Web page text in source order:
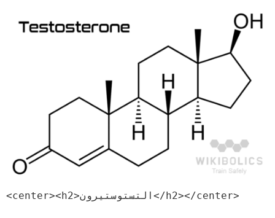
<center><h2>التستوستيرون</h2></center>